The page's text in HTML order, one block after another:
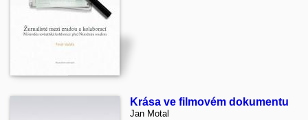
Krása ve filmovém dokumentu
Jan Motal